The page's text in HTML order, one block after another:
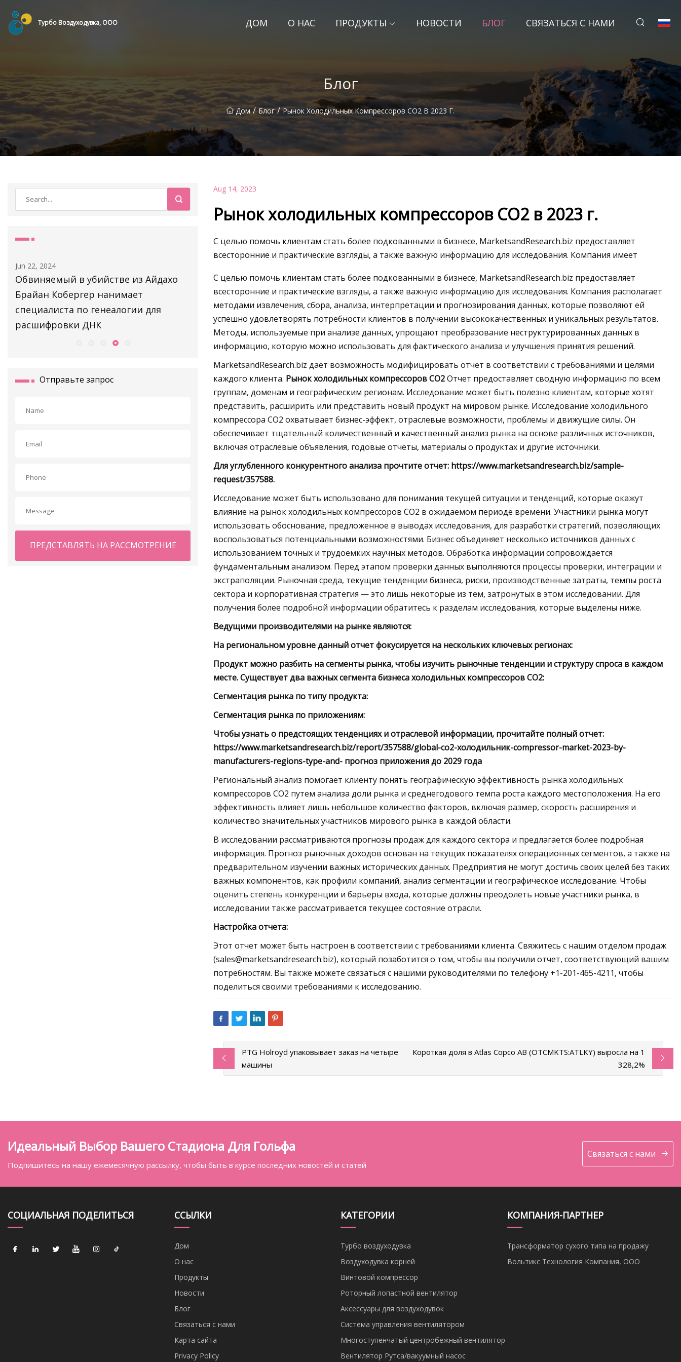
Турбо Воздуходувка, ООО ДОМ О НАС ПРОДУКТЫ НОВОСТИ БЛОГ СВЯЗАТЬСЯ С НАМИ
Блог
Дом / Блог / Рынок Холодильных Компрессоров CO2 В 2023 Г.
Айдахо
для
Aug 20, 2023
Воздуходувка Ады Хегерберг в
Инфантино
25 вещей, во которые стоит
инвестировать перед следующим
полетом
Отправьте запрос
ПРЕДСТАВЛЯТЬ НА РАССМОТРЕНИЕ
Aug 14, 2023
Рынок холодильных компрессоров CO2 в 2023 г.
С целью помочь клиентам стать более подкованными в бизнесе, MarketsandResearch.biz предоставляет
всесторонние и практические взгляды, а также важную информацию для исследования. Компания имеет
С целью помочь клиентам стать более подкованными в бизнесе, MarketsandResearch.biz предоставляет
всесторонние и практические взгляды, а также важную информацию для исследования. Компания располагает
методами извлечения, сбора, анализа, интерпретации и прогнозирования данных, которые позволяют ей
успешно удовлетворять потребности клиентов в получении высококачественных и уникальных результатов.
Методы, используемые при анализе данных, упрощают преобразование неструктурированных данных в
информацию, которую можно использовать для фактического анализа и улучшения принятия решений.
MarketsandResearch.biz дает возможность модифицировать отчет в соответствии с требованиями и целями
каждого клиента. Рынок холодильных компрессоров CO2Отчет предоставляет сводную информацию по всем
группам, доменам и географическим регионам. Исследование может быть полезно клиентам, которые хотят
представить, расширить или представить новый продукт на мировом рынке. Исследование холодильного
компрессора CO2 охватывает бизнес-эффект, отраслевые возможности, проблемы и движущие силы. Он
обеспечивает тщательный количественный и качественный анализ рынка на основе различных источников,
включая отраслевые объявления, годовые отчеты, материалы о продуктах и ​​другие источники.
Для углубленного конкурентного анализа прочтите отчет: https://www.marketsandresearch.biz/sample-
request/357588.
Исследование может быть использовано для понимания текущей ситуации и тенденций, которые окажут
влияние на рынок холодильных компрессоров CO2 в ожидаемом периоде времени. Участники рынка могут
использовать обоснование, предложенное в выводах исследования, для разработки стратегий, позволяющих
воспользоваться потенциальными возможностями. Бизнес объединяет несколько источников данных с
использованием точных и трудоемких научных методов. Обработка информации сопровождается
фундаментальным анализом. Перед этапом проверки данных выполняются процессы проверки, интеграции и
экстраполяции. Рыночная среда, текущие тенденции бизнеса, риски, производственные затраты, темпы роста
сектора и корпоративная стратегия — это лишь некоторые из тем, затронутых в этом исследовании. Для
получения более подробной информации обратитесь к разделам исследования, которые выделены ниже.
Ведущими производителями на рынке являются:
На региональном уровне данный отчет фокусируется на нескольких ключевых регионах:
Продукт можно разбить на сегменты рынка, чтобы изучить рыночные тенденции и структуру спроса в каждом
месте. Существует два важных сегмента бизнеса холодильных компрессоров CO2:
Сегментация рынка по типу продукта:
Сегментация рынка по приложениям:
Чтобы узнать о предстоящих тенденциях и отраслевой информации, прочитайте полный отчет:
https://www.marketsandresearch.biz/report/357588/global-co2-холодильник-compressor-market-2023-by-
manufacturers-regions-type-and- прогноз приложения до 2029 года
Региональный анализ помогает клиенту понять географическую эффективность рынка холодильных
компрессоров CO2 путем анализа доли рынка и среднегодового темпа роста каждого местоположения. На его
эффективность влияет лишь небольшое количество факторов, включая размер, скорость расширения и
количество значительных участников мирового рынка в каждой области.
В исследовании рассматриваются прогнозы продаж для каждого сектора и предлагается более подробная
информация. Прогноз рыночных доходов основан на текущих показателях операционных сегментов, а также на
предварительном изучении важных исторических данных. Предприятия не могут достичь своих целей без таких
важных компонентов, как профили компаний, анализ сегментации и географическое исследование. Чтобы
оценить степень конкуренции и барьеры входа, которые должны преодолеть новые участники рынка, в
исследовании также рассматривается текущее состояние отрасли.
Настройка отчета:
Этот отчет может быть настроен в соответствии с требованиями клиента. Свяжитесь с нашим отделом продаж
(sales@marketsandresearch.biz), который позаботится о том, чтобы вы получили отчет, соответствующий вашим
потребностям. Вы также можете связаться с нашими руководителями по телефону +1-201-465-4211, чтобы
поделиться своими требованиями к исследованию.
PTG Holroyd упаковывает заказ на четыре
машины
Короткая доля в Atlas Copco AB (OTCMKTS:ATLKY) выросла на 1
328,2%
Идеальный Выбор Вашего Стадиона Для Гольфа
Подпишитесь на нашу ежемесячную рассылку, чтобы быть в курсе последних новостей и статей
Связаться с нами
СОЦИАЛЬНАЯ ПОДЕЛИТЬСЯ ССЫЛКИ
Дом
О нас
Продукты
Новости
Блог
Связаться с нами
Карта сайта
Privacy Policy
КАТЕГОРИИ
Турбо воздуходувка
Воздуходувка корней
Винтовой компрессор
Роторный лопастной вентилятор
Аксессуары для воздуходувок
Система управления вентилятором
Многоступенчатый центробежный вентилятор
Вентилятор Рутса/вакуумный насос
КОМПАНИЯ-ПАРТНЕР
Трансформатор сухого типа на продажу
Вольтикс Технология Компания, ООО